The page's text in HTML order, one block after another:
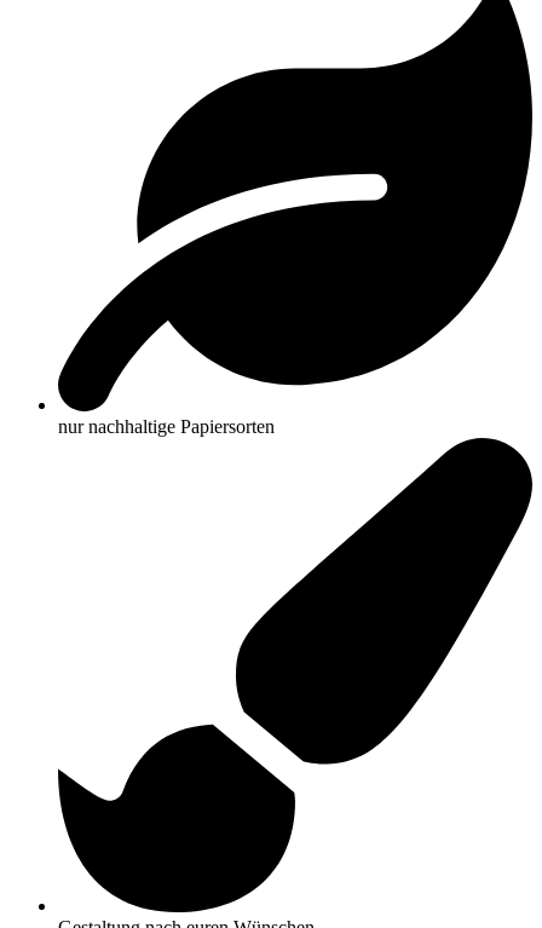
nur nachhaltige Papiersorten